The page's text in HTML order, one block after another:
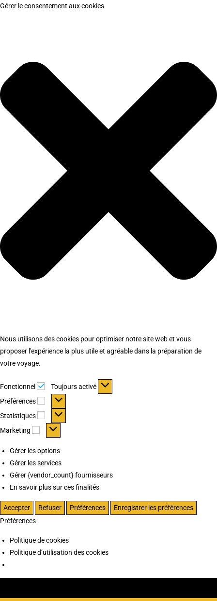
Gérer le consentement aux cookies
Nous utilisons des cookies pour optimiser notre site web et vous
proposer l'expérience la plus utile et agréable dans la préparation de
votre voyage.
Fonctionnel Fonctionnel
Toujours activé
Préférences
Préférences
Statistiques Statistiques
Marketing Marketing
Gérer les options
Gérer les services
Gérer {vendor_count} fournisseurs
En savoir plus sur ces finalités
Accepter Refuser Préférences
Enregistrer les préférences
Préférences
Politique de cookies
Politique d’utilisation des cookies